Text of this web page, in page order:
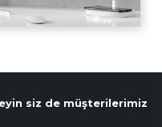
siz de müşterilerimiz